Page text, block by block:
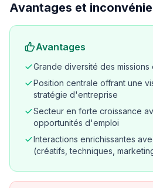
Avantages et
Avantages
Grande diversité des
Position centrale offrant une
stratégie d'entreprise
Secteur en forte croissance
opportunités d'emploi
Interactions enrichissantes
(créatifs, techniques,